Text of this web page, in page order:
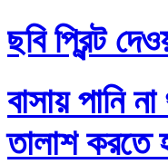
ছবি প্রিন্ট
বাসায় পানি
তালাশ করতে